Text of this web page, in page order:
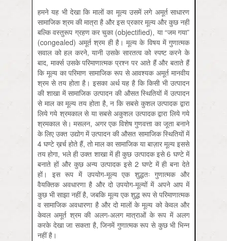
हमने यह भी देखा कि मालों का मूल्य उसमें लगे अमूर्त साधारण
सामाजिक श्रम की मात्रा है और इस प्रकार मूल्य और कुछ नहीं
बल्कि वस्तुरूप ग्रहण कर चुका (objectified), या “जम गया”
(congealed) अमूर्त श्रम ही है। मूल्य के विषय में गुणात्मक
सवाल को हल करने, यानी उसके सारतत्व को स्पष्ट करने के
बाद, मार्क्स उसके परिमाणात्मक प्रश्न पर आते हैं और बताते हैं
कि मूल्य का परिमाण सामाजिक रूप से आवश्यक अमूर्त मानवीय
श्रम से तय होता है। इसका अर्थ यह है कि किसी भी उत्पादन
की शाखा में सामाजिक उत्पादन की औसत स्थितियों में उत्पादन
से माल का मूल्य तय होता है, न कि सबसे कुशल उत्पादक द्वारा
लिये गये श्रमकाल से या सबसे अकुशल उत्पादक द्वारा लिये गये
श्रमकाल से। मसलन, अगर एक विशेष गुणवत्ता का जूता बनाने
के लिए उक्त उद्योग में उत्पादन की औसत सामाजिक स्थितियों में
4 घण्टे ख़र्च होते हैं, तो माल का सामाजिक या बाज़ार मूल्य इससे
तय होगा, भले ही उक्त शाखा में ही कुछ उत्पादक इसे 6 घण्टे में
बनाते हों और कुछ अन्य उत्पादक इसे 2 घण्टे में ही बना देते
हों। इस रूप में उपयोग-मूल्य एक शुद्धतः गुणात्मक और
वैयक्तिक अवधारणा है और दो उपयोग-मूल्यों में अपने आप में
कुछ भी साझा नहीं है, जबकि मूल्य एक शुद्ध रूप से परिमाणात्मक
व सामाजिक अवधारणा है और दो मालों के मूल्य को केवल और
केवल अमूर्त श्रम की अलग-अलग मात्राओं के रूप में अलग
करके देखा जा सकता है, जिनमें गुणात्मक रूप से कुछ भी भिन्न
नहीं है।